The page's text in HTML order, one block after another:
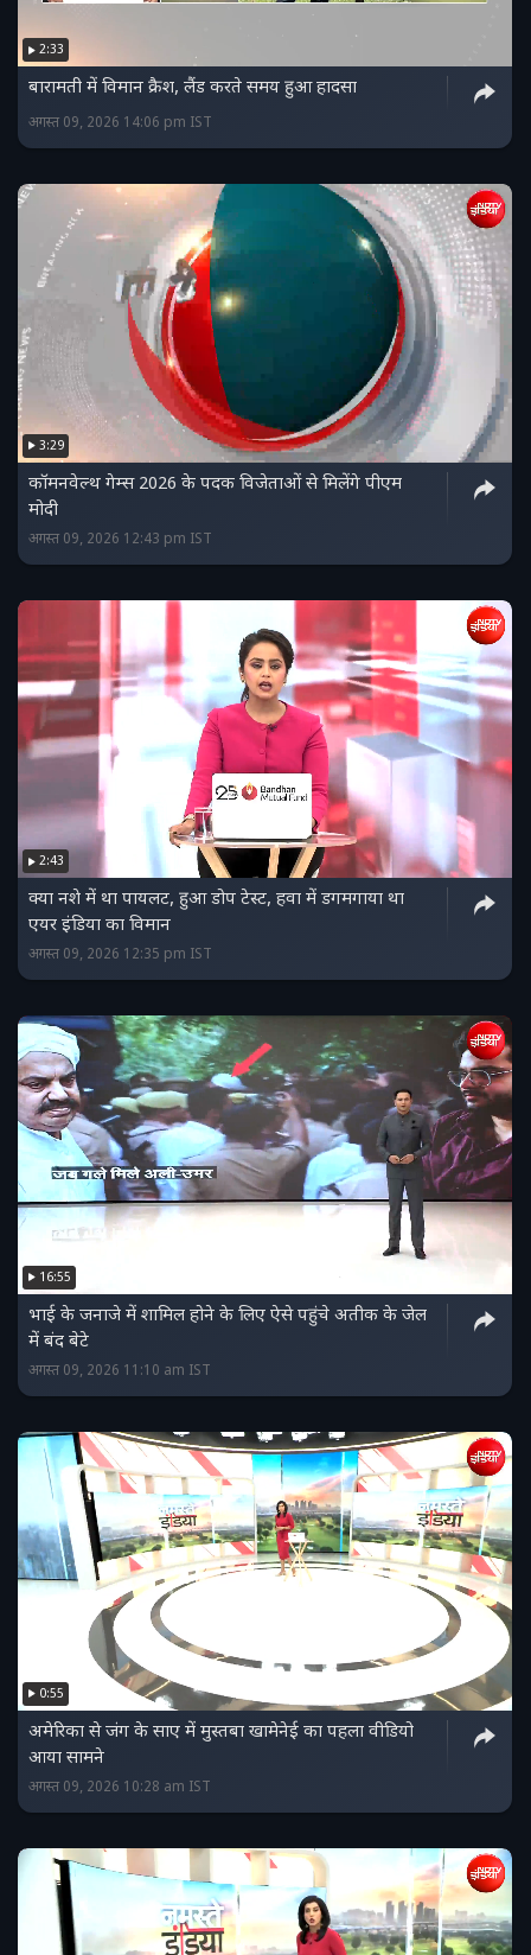
2:33
बारामती में विमान क्रैश, लैंड करते समय हुआ हादसा
अगस्त 09, 2026 14:06 pm IST
3:29
कॉमनवेल्थ गेम्स 2026 के पदक विजेताओं से मिलेंगे पीएम
मोदी
अगस्त 09, 2026 12:43 pm IST
2:43
क्‍या नशे में था पायलट, हुआ डोप टेस्‍ट, हवा में डगमगाया था
एयर इंडिया का विमान
अगस्त 09, 2026 12:35 pm IST
16:55
भाई के जनाजे में शामिल होने के लिए ऐसे पहुंचे अतीक के जेल
में बंद बेटे
अगस्त 09, 2026 11:10 am IST
0:55
अमेरिका से जंग के साए में मुस्तबा खामेनेई का पहला वीडियो
आया सामने
अगस्त 09, 2026 10:28 am IST